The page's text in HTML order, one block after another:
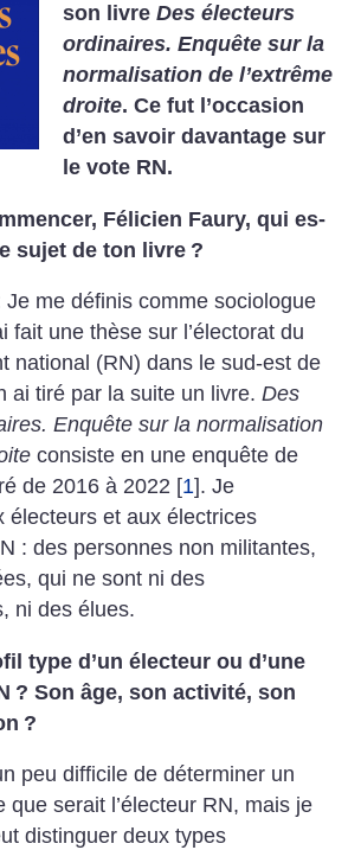
son livreDes électeurs
ordinaires. Enquête sur la
normalisation de l’extrême
droite. Ce fut l’occasion
d’en savoir davantage sur
le vote RN.
Félicien Faury, qui es-
sujet de ton livre ?
Je me définis comme sociologue
fait une thèse sur l’électorat du
national (RN) dans le sud-est de
ai tiré par la suite un livre.Des
Enquête sur la normalisation
consiste en une enquête de
de 2016 à 2022 [1]. Je
électeurs et aux électrices
: des personnes non militantes,
qui ne sont ni des
ni des élues.
type d’un électeur ou d’une
? Son âge, son activité, son
?
peu difficile de déterminer un
que serait l’électeur RN, mais je
distinguer deux types